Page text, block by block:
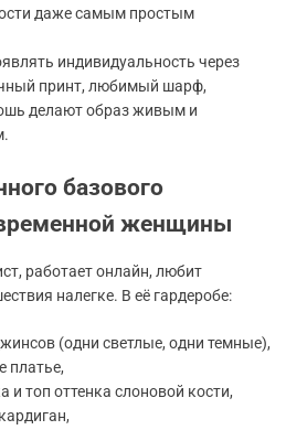
даже самым простым
индивидуальность через
принт, любимый шарф,
делают образ живым и
базового
женщины
работает онлайн, любит
налегке. В её гардеробе:
(одни светлые, одни темные),
платье,
и топ оттенка слоновой кости,